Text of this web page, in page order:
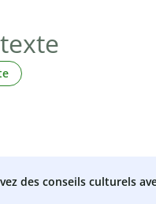
des conseils culturels